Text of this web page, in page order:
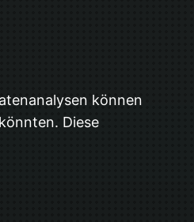
können
Diese